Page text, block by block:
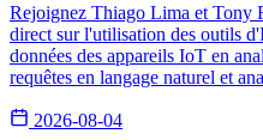
Rejoignez Thiago Lima et Tony
direct sur l'utilisation des outils
données des appareils IoT en
requêtes en langage naturel et
2026-08-04